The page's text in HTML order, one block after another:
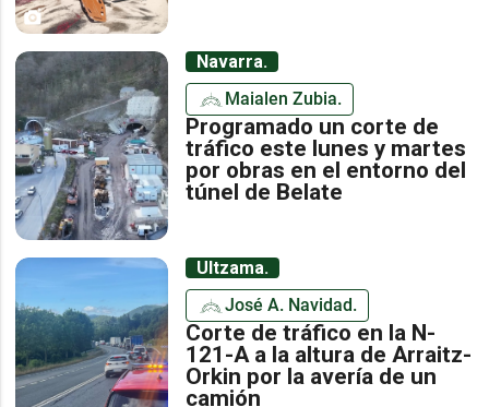
Navarra.
Maialen Zubia.
Programado un corte de
tráfico este lunes y martes
por obras en el entorno del
túnel de Belate
Ultzama.
José A. Navidad.
Corte de tráfico en la N-
121-A a la altura de Arraitz-
Orkin por la avería de un
camión